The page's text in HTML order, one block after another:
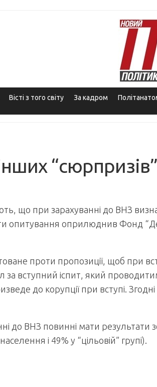
Вісті з того світу За кадром
що при зарахуванні до ВНЗ
опитування оприлюднив Фонд
проти пропозиції, щоб при
за вступний іспит, який
до корупції при вступі.
до ВНЗ повинні мати результати
і 49% у “цільовій” групі).